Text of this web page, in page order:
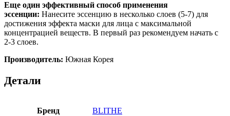
Еще один эффективный способ применения
эссенции: Нанесите эссенцию в несколько слоев (5-7) для
достижения эффекта маски для лица с максимальной
концентрацией веществ. В первый раз рекомендуем начать с
2-3 слоев.
Производитель: Южная Корея
Детали
Бренд BLITHE